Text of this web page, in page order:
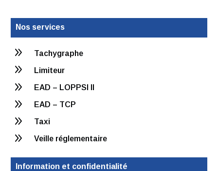
Nos services
9 Tachygraphe
9 Limiteur
9 EAD – LOPPSI II
9 EAD – TCP
9 Taxi
9 Veille réglementaire
Information et confidentialité